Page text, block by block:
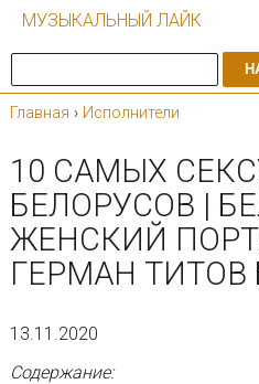
МУЗЫКАЛЬНЫЙ ЛАЙК
Главная › Исполнители
10 САМЫХ
БЕЛОРУСОВ |
ЖЕНСКИЙ
ГЕРМАН ТИТОВ
13.11.2020
Содержание: